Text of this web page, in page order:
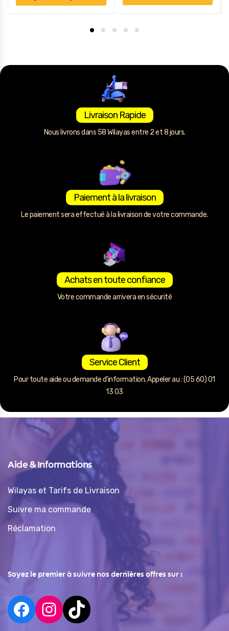
Livraison Rapide
Nous livrons dans 58 Wilayas entre 2 et 8 jours.
Paiement à la livraison
Le paiement sera effectué à la livraison de votre commande.
Achats en toute confiance
Votre commande arrivera en sécurité
Service Client
Pour toute aide ou demande d’information. Appeler au : (05 60) 01
13 03
Aide & Informations
Wilayas et Tarifs de Livraison
Suivre ma commande
Réclamation
Soyez le premier à suivre nos dernières offres sur :